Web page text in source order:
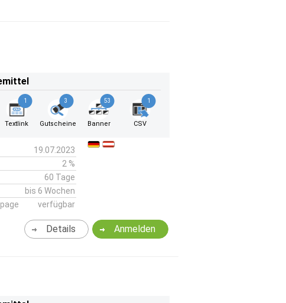
1
Textlink
3
Gutscheine
53
Banner
1
CSV
19.07.2023
2 %
60 Tage
bis 6 Wochen
verfügbar
Anmelden
Details